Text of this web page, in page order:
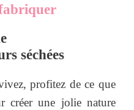
séchées
profitez de ce que
créer une jolie nature